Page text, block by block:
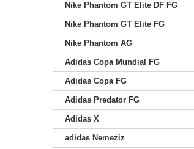
Nike Phantom GT Elite DF FG
Nike Phantom GT Elite FG
Nike Phantom AG
Adidas Copa Mundial FG
Adidas Copa FG
Adidas Predator FG
Adidas X
adidas Nemeziz